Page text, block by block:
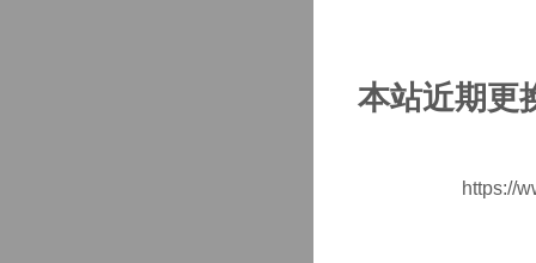
本站近期更
https://